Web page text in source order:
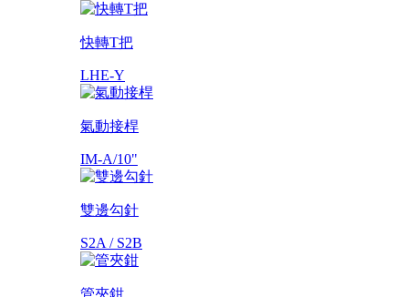
快轉T把
LHE-Y
氣動接桿
IM-A/10"
雙邊勾針
S2A / S2B
管夾鉗